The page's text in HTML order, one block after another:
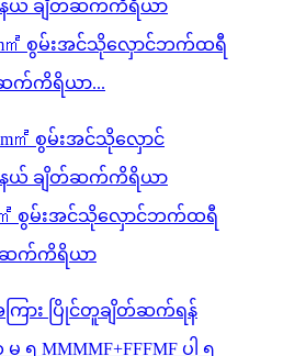
㎡ စွမ်းအင်သိုလှောင်ဘက်ထရီ
က်ကိရိယာ...
㎡ စွမ်းအင်သိုလှောင်ဘက်ထရီ
ဆက်ကိရိယာ